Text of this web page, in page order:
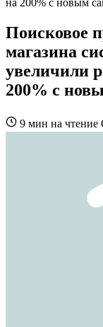
на 200% с новым
Поисковое
магазина
увеличили
200% с
9 мин на чтение